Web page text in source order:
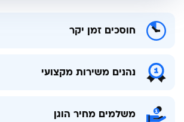
חוסכים זמן יקר
נהנים משירות מקצועי
משלמים מחיר הוגן